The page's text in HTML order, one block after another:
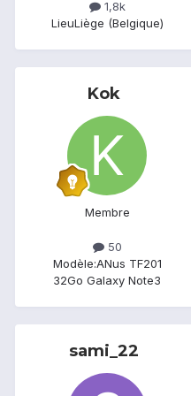
1,8k
LieuLiège (Belgique)
Kok
Membre
50
Modèle:ANus TF201
32Go Galaxy Note3
sami_22